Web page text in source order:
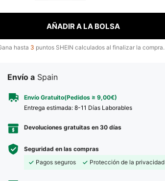
AÑADIR A LA BOLSA
hasta 3 puntos SHEIN calculados al finalizar la compra.
Envío a Spain
Envío Gratuito(Pedidos ≥ 9,00€)
Entrega estimada: 8-11 Días Laborables
Devoluciones gratuitas en 30 días
Seguridad en las compras
Pagos seguros
Protección de la privacidad